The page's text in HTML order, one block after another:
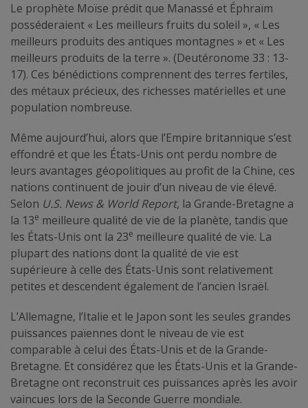
Le prophète Moïse prédit que Manassé et Éphraïm
posséderaient « Les meilleurs fruits du soleil », « Les
meilleurs produits des antiques montagnes » et « Les
meilleurs produits de la terre ». (Deutéronome 33 : 13-
17). Ces bénédictions comprennent des terres fertiles,
des métaux précieux, des richesses matérielles et une
population nombreuse.
Même aujourd’hui, alors que l’Empire britannique s’est
effondré et que les États-Unis ont perdu nombre de
leurs avantages géopolitiques au profit de la Chine, ces
nations continuent de jouir d’un niveau de vie élevé.
Selon U.S. News & World Report, la Grande-Bretagne a
la 13e meilleure qualité de vie de la planète, tandis que
les États-Unis ont la 23e meilleure qualité de vie. La
plupart des nations dont la qualité de vie est
supérieure à celle des États-Unis sont relativement
petites et descendent également de l’ancien Israël.
L’Allemagne, l’Italie et le Japon sont les seules grandes
puissances païennes dont le niveau de vie est
comparable à celui des États-Unis et de la Grande-
Bretagne. Et considérez que les États-Unis et la Grande-
Bretagne ont reconstruit ces puissances après les avoir
vaincues lors de la Seconde Guerre mondiale.